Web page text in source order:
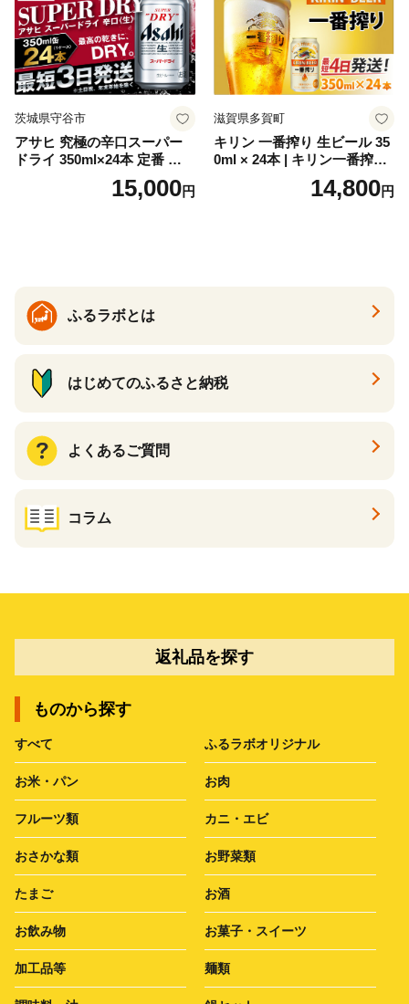
ク ソーダ ジントニック 】
茨城県守谷市
アサヒ 究極の辛口スーパー
ドライ 350ml×24本 定番 ビー
ル 缶ビール 酒 お酒 アルコー
15,000円
滋賀県多賀町
キリン 一番搾り 生ビール 35
0ml × 24本 | キリン一番搾り
キリンビール 一番搾り ビー
ル 24缶 きりんいちばんしぼ
14,800円
ふるラボとは
はじめてのふるさと納税
よくあるご質問
コラム
返礼品を探す
ものから探す
すべて ふるラボオリジナル
お米・パン お肉
フルーツ類 カニ・エビ
おさかな類 お野菜類
たまご お酒
お飲み物 お菓子・スイーツ
加工品等 麺類